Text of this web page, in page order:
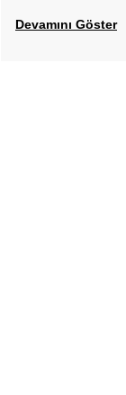
Devamını Göster